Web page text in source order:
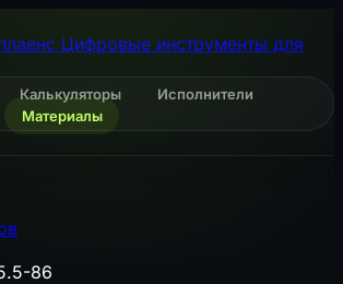
Цифровые инструменты для
Калькуляторы
Исполнители
Материалы
86